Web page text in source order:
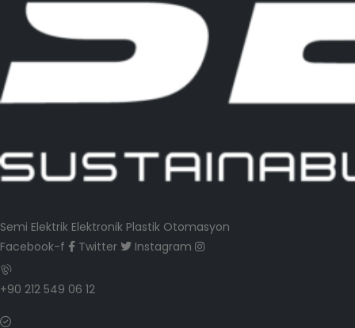
Semi Elektrik Elektronik Plastik Otomasyon
Facebook-f
Twitter Instagram
+90 212 549 06 12